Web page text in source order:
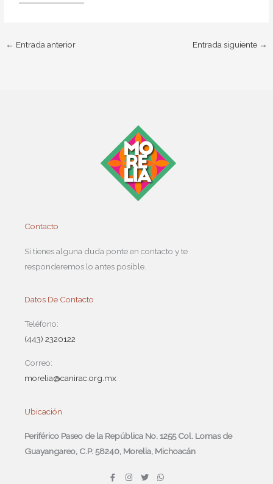
← Entrada anterior Entrada siguiente →
Contacto
Si tienes alguna duda ponte en contacto y te
responderemos lo antes posible.
Datos De Contacto
Teléfono:
(443) 2320122
Correo:
morelia@canirac.org.mx
Ubicación
Periférico Paseo de la República No. 1255 Col. Lomas de
Guayangareo, C.P. 58240, Morelia, Michoacán
F
I
T
W